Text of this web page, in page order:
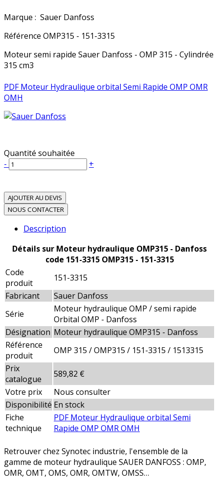
Marque : Sauer Danfoss
Référence OMP315 - 151-3315
Moteur semi rapide Sauer Danfoss - OMP 315 - Cylindrée
315 cm3
PDF Moteur Hydraulique orbital Semi Rapide OMP OMR
OMH
Quantité souhaitée
-
+
AJOUTER AU DEVIS
NOUS CONTACTER
Description
Détails sur Moteur hydraulique OMP315 - Danfoss
code 151-3315 OMP315 - 151-3315
Code
produit
151-3315
Fabricant
Sauer Danfoss
Série
Moteur hydraulique OMP / semi rapide
Orbital OMP - Danfoss
Désignation Moteur hydraulique OMP315 - Danfoss
Référence
produit
OMP 315 / OMP315 / 151-3315 / 1513315
Prix
catalogue
589,82 €
Votre prix
Nous consulter
Disponibilité En stock
Fiche
technique
PDF Moteur Hydraulique orbital Semi
Rapide OMP OMR OMH
Retrouver chez Synotec industrie, l'ensemble de la
gamme de moteur hydraulique SAUER DANFOSS : OMP,
OMR, OMT, OMS, OMR, OMTW, OMSS…